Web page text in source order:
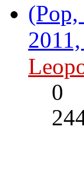
(Pop,
0